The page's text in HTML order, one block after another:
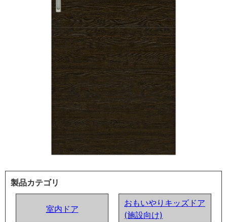
製品カテゴリ
室内ドア
おもいやりキッズドア
(施設向け)